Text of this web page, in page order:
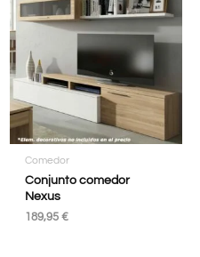
Comedor
Conjunto comedor
Nexus
189,95 €